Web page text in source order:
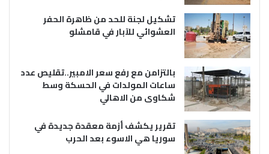
تشكيل لجنة للحد من ظاهرة الحفر
العشوائي للآبار في قامشلو
بالتزامن مع رفع سعر الامبير..تقليص عدد
ساعات المولدات في الحسكة وسط
شكاوى من الاهالي
تقرير يكشف أزمة معقدة جديدة في
سوريا هي الاسوء بعد الحرب